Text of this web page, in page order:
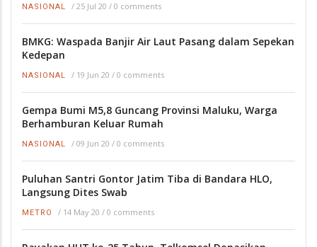
NASIONAL / 25 Jul 20 / 0 comments
BMKG: Waspada Banjir Air Laut Pasang dalam Sepekan
Kedepan
NASIONAL / 19 Jun 20 / 0 comments
Gempa Bumi M5,8 Guncang Provinsi Maluku, Warga
Berhamburan Keluar Rumah
NASIONAL / 09 Jun 20 / 0 comments
Puluhan Santri Gontor Jatim Tiba di Bandara HLO,
Langsung Dites Swab
METRO / 14 May 20 / 0 comments